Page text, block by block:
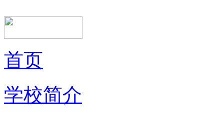
首页
学校简介